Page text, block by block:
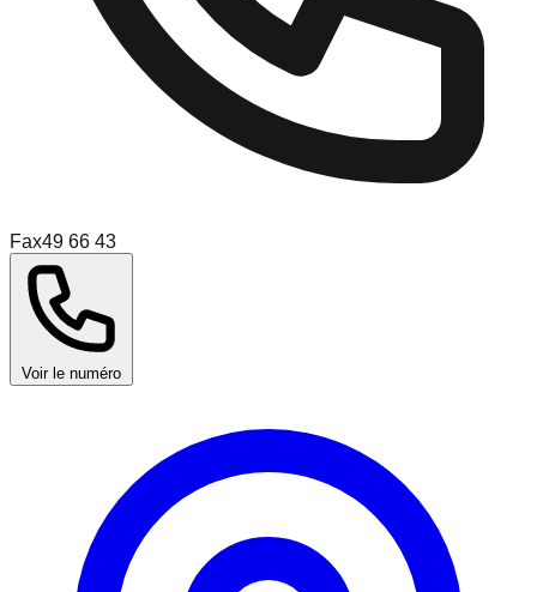
Fax49 66 43
Voir le numéro